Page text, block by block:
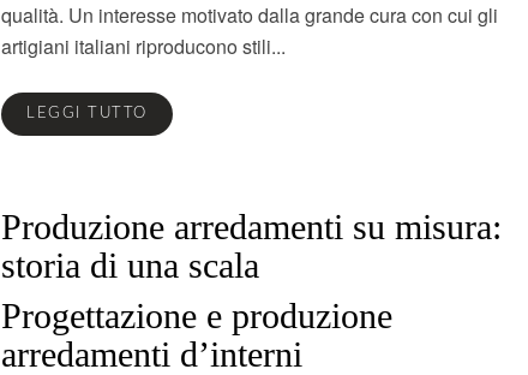
qualità. Un interesse motivato dalla grande cura con cui gli
artigiani italiani riproducono stili...
LEGGI TUTTO
Produzione arredamenti su misura:
storia di una scala
Progettazione e produzione
arredamenti d’interni